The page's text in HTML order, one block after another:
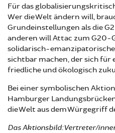
Für das
Wer die Welt ändern will,
Grundeinstellungen als die
anderen will Attac zum G20-
solidarisch-
sichtbar machen, der sich für
friedliche und ökologisch
Bei einer symbolischen
Hamburger
die Welt aus dem Würgegriff
Das Aktionsbild: Vertreter/